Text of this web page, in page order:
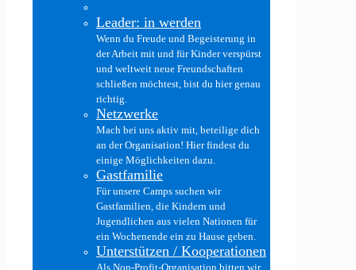
Leader: in werden
Wenn du Freude und Begeisterung in
der Arbeit mit und für Kinder verspürst
und weltweit neue Freundschaften
schließen möchtest, bist du hier genau
richtig.
Netzwerke
Mach bei uns aktiv mit, beteilige dich
an der Organisation! Hier findest du
einige Möglichkeiten dazu.
Gastfamilie
Für unsere Camps suchen wir
Gastfamilien, die Kindern und
Jugendlichen aus vielen Nationen für
ein Wochenende ein zu Hause geben.
Unterstützen / Kooperationen
Als Non-Profit-Organisation bitten wir